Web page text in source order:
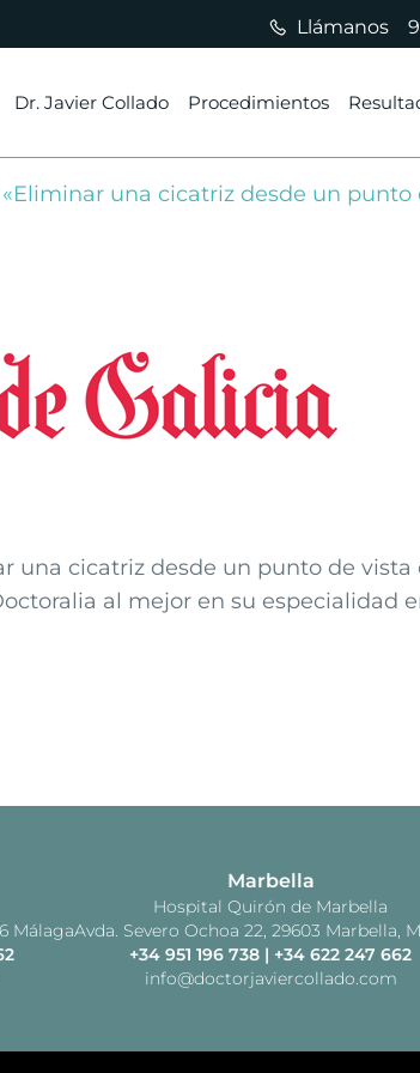
Llámanos
Dr. Javier Collado Procedimientos
una cicatriz desde un
una cicatriz desde un punto de
al mejor en su especialidad
Málaga
Marbella
Hospital Quirón de Marbella
Avda. Severo Ochoa 22, 29603 Marbella,
+34 951 196 738 | +34 622 247 662
info@doctorjaviercollado.com